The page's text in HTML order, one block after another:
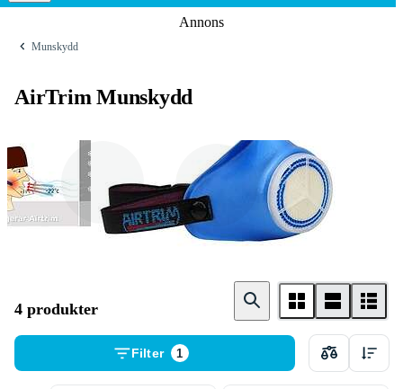
Annons
Munskydd
AirTrim Munskydd
Munskydd Andningsskydd
4 produkter
Filter 1